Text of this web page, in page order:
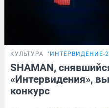
КУЛЬТУРА "ИНТЕРВИДЕНИЕ-
SHAMAN,
«Интервидения»,
конкурс